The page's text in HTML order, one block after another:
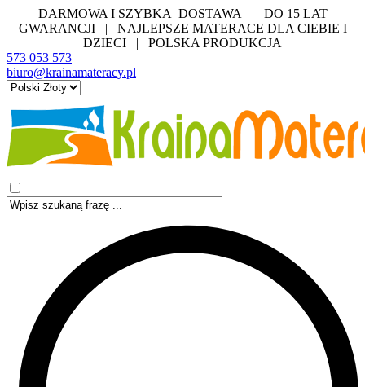
DARMOWA I SZYBKA DOSTAWA | DO 15 LAT
GWARANCJI | NAJLEPSZE MATERACE DLA CIEBIE I
DZIECI | POLSKA PRODUKCJA
573 053 573
biuro@krainamateracy.pl